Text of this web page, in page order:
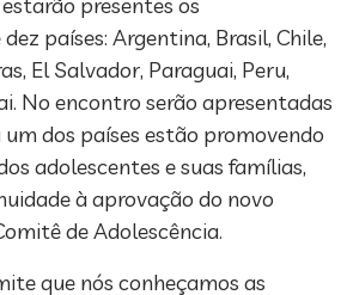
países: Argentina, Brasil, Chile,
El Salvador, Paraguai, Peru,
No encontro serão apresentadas
um dos países estão promovendo
adolescentes e suas famílias,
à aprovação do novo
de Adolescência.
que nós conheçamos as